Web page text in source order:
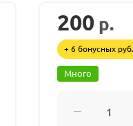
200 р.
+ 6 бонусных
Много